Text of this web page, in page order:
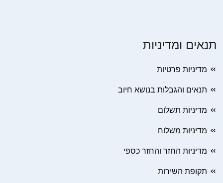
תנאים ומדיניות
מדיניות פרטיות
תנאים והגבלות בנושא חיוב
מדיניות תשלום
מדיניות משלוח
מדיניות החזר והחזר כספי
תקופת השירות